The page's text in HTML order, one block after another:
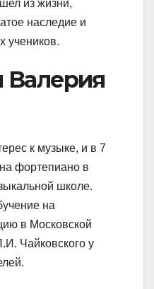
из жизни,
наследие и
учеников.
Валерия
к музыке, и в 7
на фортепиано в
школе.
на
в Московской
Чайковского у